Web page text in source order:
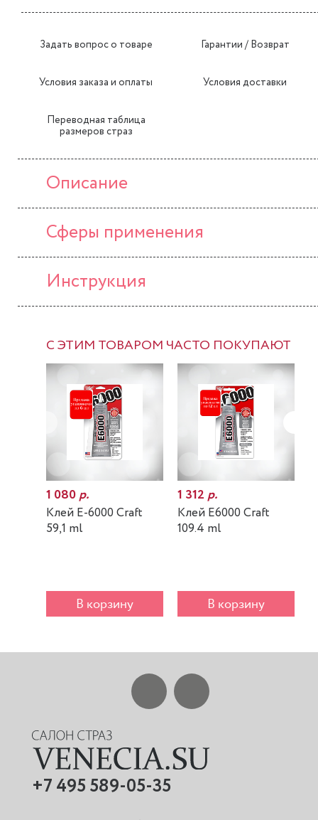
Задать вопрос о товаре Гарантии / Возврат
Условия заказа и оплаты Условия доставки
Переводная таблица
размеров страз
Описание
Сферы применения
Инструкция
С ЭТИМ ТОВАРОМ ЧАСТО ПОКУПАЮТ
1 080р.
Клей E-6000 Craft
59,1 ml
В корзину
1 312р.
Клей E6000 Craft
109.4 ml
В корзину
+7 495 589-05-35